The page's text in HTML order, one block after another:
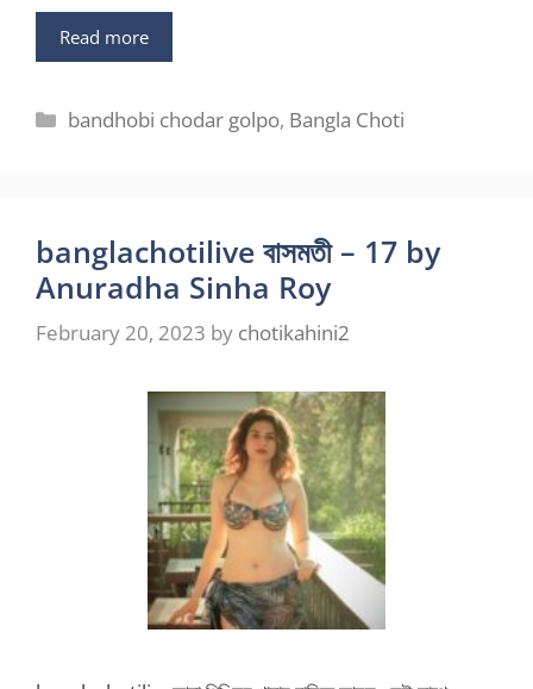
Read more
Categories
bandhobi chodar golpo, Bangla Choti
banglachotilive বাসমতী – 17 by
Anuradha Sinha Roy
February 20, 2023 by chotikahini2